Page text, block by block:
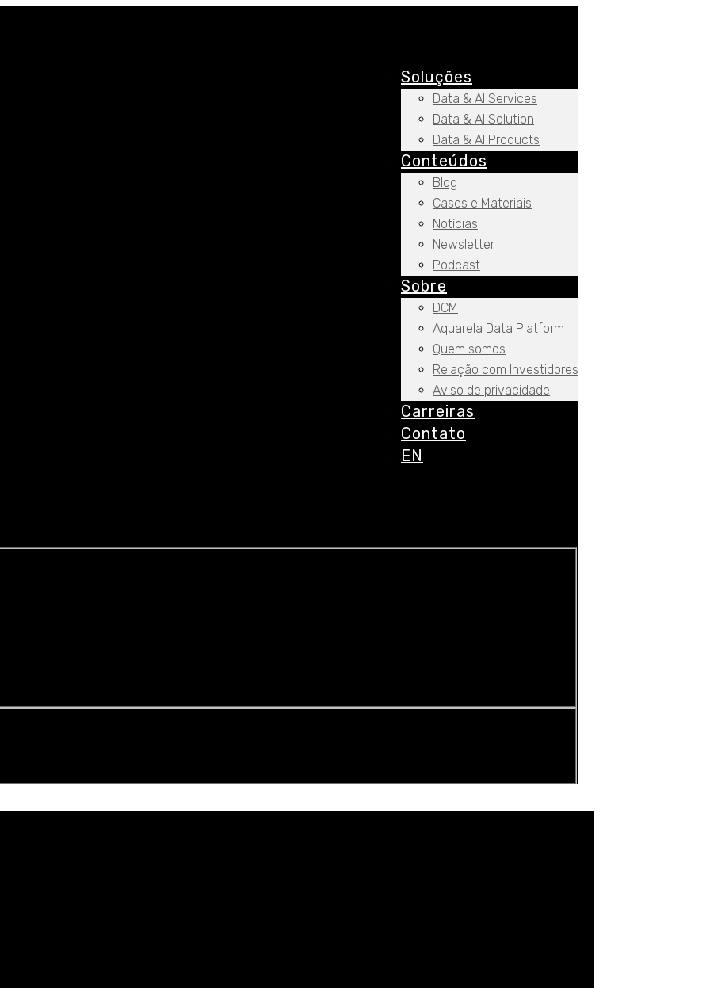
Soluções
Data & AI Services
Data & AI Solution
Data & AI Products
Conteúdos
Blog
Cases e Materiais
Notícias
Newsletter
Podcast
Sobre
DCM
Aquarela Data Platform
Quem somos
Relação com Investidores
Aviso de privacidade
Carreiras
Contato
EN